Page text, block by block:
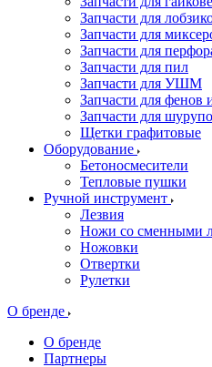
Запчасти для
Запчасти для
Запчасти для
Запчасти для пил
Запчасти для УШМ
Запчасти для фенов
Запчасти для
Щетки графитовые
Оборудование
Бетоносмесители
Тепловые пушки
Ручной инструмент
Лезвия
Ножи со сменными
Ножовки
Отвертки
Рулетки
О бренде
О бренде
Партнеры